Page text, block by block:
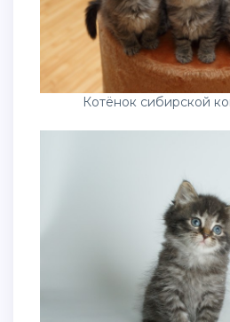
Котёнок сибирской